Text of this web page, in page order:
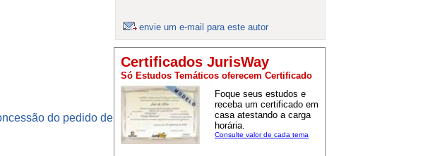
envie um e-mail para este autor
Certificados JurisWay
Só Estudos Temáticos oferecem Certificado
Foque seus estudos e
receba um certificado em
casa atestando a carga
horária.
Consulte valor de cada tema
do pedido de